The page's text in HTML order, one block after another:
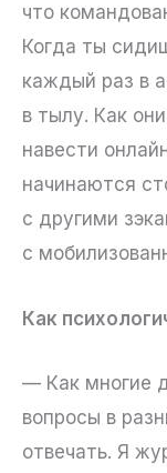
что
Когда ты
каждый раз в
в тылу. Как
навести
начинаются
с другими
с
Как
— Как многие
вопросы в
отвечать. Я